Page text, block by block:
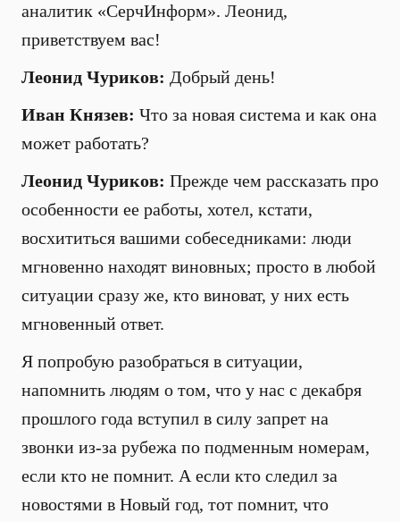
аналитик «СерчИнформ». Леонид,
приветствуем вас!
Леонид Чуриков: Добрый день!
Иван Князев: Что за новая система и как она
может работать?
Леонид Чуриков: Прежде чем рассказать про
особенности ее работы, хотел, кстати,
восхититься вашими собеседниками: люди
мгновенно находят виновных; просто в любой
ситуации сразу же, кто виноват, у них есть
мгновенный ответ.
Я попробую разобраться в ситуации,
напомнить людям о том, что у нас с декабря
прошлого года вступил в силу запрет на
звонки из-за рубежа по подменным номерам,
если кто не помнит. А если кто следил за
новостями в Новый год, тот помнит, что